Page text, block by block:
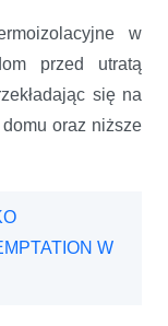
w
przed utratą
się na
oraz niższe
W